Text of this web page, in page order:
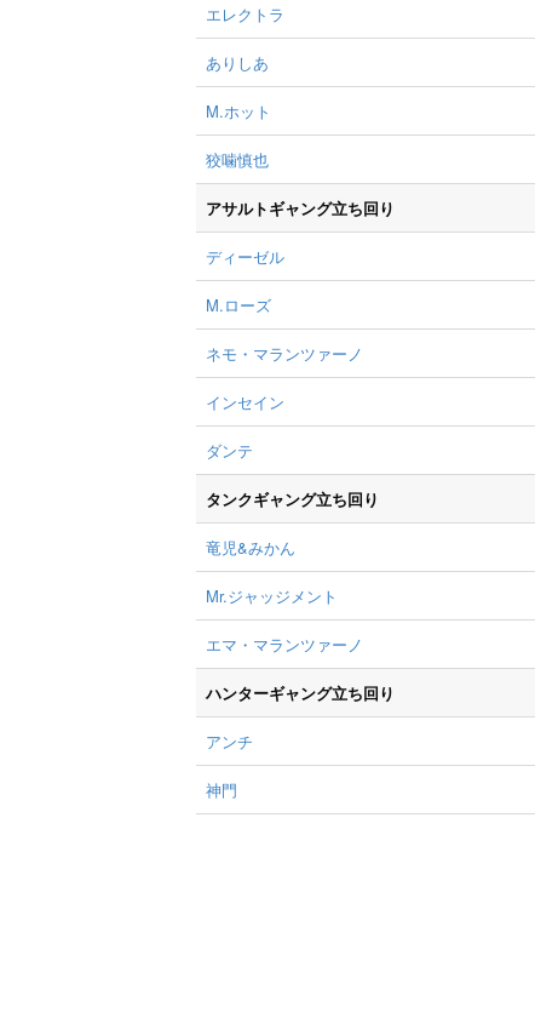
エレクトラ
ありしあ
M.ホット
狡噛慎也
アサルトギャング立ち回り
ディーゼル
M.ローズ
ネモ・マランツァーノ
インセイン
ダンテ
タンクギャング立ち回り
竜児&みかん
Mr.ジャッジメント
エマ・マランツァーノ
ハンターギャング立ち回り
アンチ
神門